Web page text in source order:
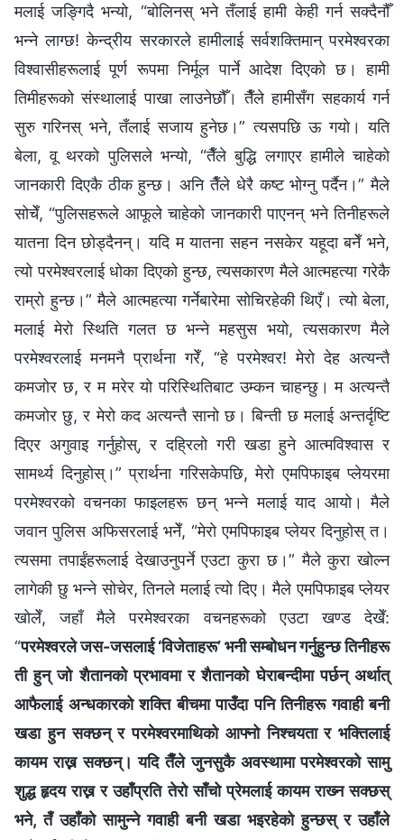
मलाई जङ्गिदै भन्यो, “बोलिनस् भने तँलाई हामी केही गर्न सक्दैनौँ
भन्‍ने लाग्छ! केन्द्रीय सरकारले हामीलाई सर्वशक्तिमान्‌ परमेश्‍वरका
विश्‍वासीहरूलाई पूर्ण रूपमा निर्मूल पार्ने आदेश दिएको छ। हामी
तिमीहरूको संस्थालाई पाखा लाउनेछौँ। तैँले हामीसँग सहकार्य गर्न
सुरु गरिनस् भने, तँलाई सजाय हुनेछ।” त्यसपछि ऊ गयो। यति
बेला, वू थरको पुलिसले भन्यो, “तैँले बुद्धि लगाएर हामीले चाहेको
जानकारी दिएकै ठीक हुन्छ। अनि तैँले धेरै कष्ट भोग्‍नु पर्दैन।” मैले
सोचेँ, “पुलिसहरूले आफूले चाहेको जानकारी पाएनन् भने तिनीहरूले
यातना दिन छोड्दैनन्। यदि म यातना सहन नसकेर यहूदा बनेँ भने,
त्यो परमेश्‍वरलाई धोका दिएको हुन्छ, त्यसकारण मैले आत्महत्या गरेकै
राम्रो हुन्छ।” मैले आत्‍महत्या गर्नेबारेमा सोचिरहेकी थिएँ। त्यो बेला,
मलाई मेरो स्थिति गलत छ भन्‍ने महसुस भयो, त्यसकारण मैले
परमेश्‍वरलाई मनमनै प्रार्थना गरेँ, “हे परमेश्‍वर! मेरो देह अत्यन्तै
कमजोर छ, र म मरेर यो परिस्थितिबाट उम्कन चाहन्छु। म अत्यन्तै
कमजोर छु, र मेरो कद अत्यन्तै सानो छ। बिन्ती छ मलाई अन्तर्दृष्टि
दिएर अगुवाइ गर्नुहोस्, र दह्रिलो गरी खडा हुने आत्मविश्‍वास र
सामर्थ्य दिनुहोस्।” प्रार्थना गरिसकेपछि, मेरो एमपिफाइब प्‍लेयरमा
परमेश्‍वरको वचनका फाइलहरू छन् भन्‍ने मलाई याद आयो। मैले
जवान पुलिस अफिसरलाई भनेँ, “मेरो एमपिफाइब प्‍लेयर दिनुहोस् त।
त्यसमा तपाईंहरूलाई देखाउनुपर्ने एउटा कुरा छ।” मैले कुरा खोल्‍न
लागेकी छु भन्‍ने सोचेर, तिनले मलाई त्यो दिए। मैले एमपिफाइब प्‍लेयर
खोलेँ, जहाँ मैले परमेश्‍वरका वचनहरूको एउटा खण्ड देखेँ:
“परमेश्‍वरले जस-जसलाई ‘विजेताहरू’ भनी सम्बोधन गर्नुहुन्छ तिनीहरू
ती हुन् जो शैतानको प्रभावमा र शैतानको घेराबन्दीमा पर्छन् अर्थात्
आफैलाई अन्धकारको शक्ति बीचमा पाउँदा पनि तिनीहरू गवाही बनी
खडा हुन सक्छन् र परमेश्‍वरमाथिको आफ्नो निश्‍चयता र भक्तिलाई
कायम राख्न सक्छन्। यदि तैँले जुनसुकै अवस्थामा परमेश्‍वरको सामु
शुद्ध हृदय राख्न र उहाँप्रति तेरो साँचो प्रेमलाई कायम राख्‍न सक्छस्
भने, तँ उहाँको सामुन्ने गवाही बनी खडा भइरहेको हुन्छस् र उहाँले